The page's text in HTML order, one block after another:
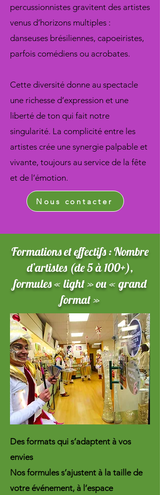
percussionnistes gravitent des artistes
venus d’horizons multiples :
danseuses brésiliennes, capoeiristes,
parfois comédiens ou acrobates.
Cette diversité donne au spectacle
une richesse d’expression et une
liberté de ton qui fait notre
singularité. La complicité entre les
artistes crée une synergie palpable et
vivante, toujours au service de la fête
et de l’émotion.
Nous contacter
Formations et effectifs : Nombre
d’artistes (de 5 à 100+),
formules « light » ou « grand
format »
Des formats qui s’adaptent à vos
envies
Nos formules s’ajustent à la taille de
votre événement, à l’espace